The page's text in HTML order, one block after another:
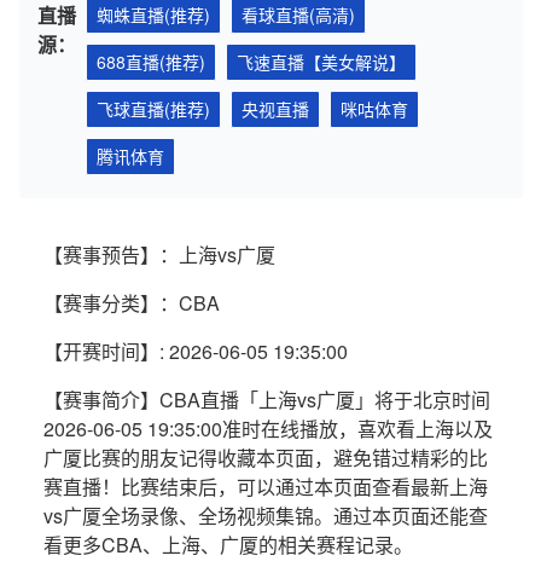
直播
源：
蜘蛛直播(推荐)
看球直播(高清)
688直播(推荐)
飞速直播【美女解说】
飞球直播(推荐)
央视直播
咪咕体育
腾讯体育
【赛事预告】：上海vs广厦
【赛事分类】：CBA
【开赛时间】: 2026-06-05 19:35:00
【赛事简介】CBA直播「上海vs广厦」将于北京时间
2026-06-05 19:35:00准时在线播放，喜欢看上海以及
广厦比赛的朋友记得收藏本页面，避免错过精彩的比
赛直播！比赛结束后，可以通过本页面查看最新上海
vs广厦全场录像、全场视频集锦。通过本页面还能查
看更多CBA、上海、广厦的相关赛程记录。